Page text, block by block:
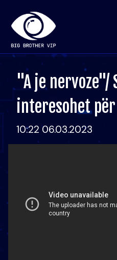
"A je nervoze"/
interesohet
10:22 06.03.2023